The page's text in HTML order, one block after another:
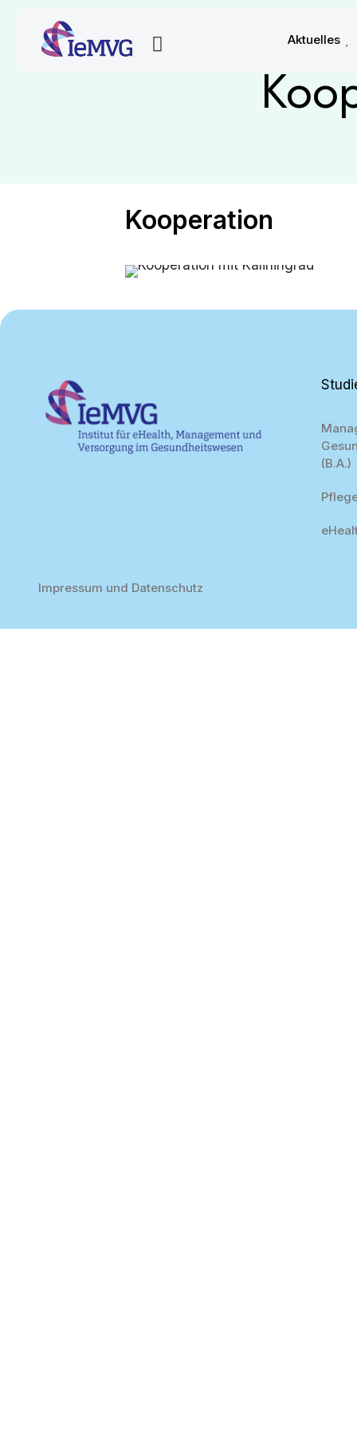
Aktuelles
Kooperation
(B.A.)
Impressum und Datenschutz